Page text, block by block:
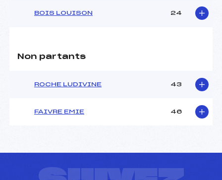
BOIS LOUISON 24
Non partants
ROCHE LUDIVINE 43
FAIVRE EMIE 46